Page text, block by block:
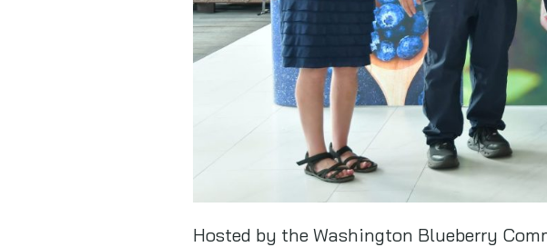
Hosted by the Washington Blueberry